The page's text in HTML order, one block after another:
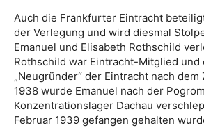
Auch die Frankfurter Eintracht
der Verlegung und wird diesmal
Emanuel und Elisabeth Rothschild
Rothschild war Eintracht-Mitglied und
„Neugründer“ der Eintracht nach
1938 wurde Emanuel nach der
Konzentrationslager Dachau
Februar 1939 gefangen gehalten